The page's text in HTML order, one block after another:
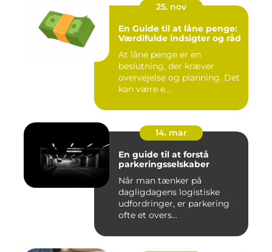
25. nov
En Guide til at låne penge:
Værdifulde indsigter og råd
At låne penge er en
beslutning, der kræver
overvejelse og planning. Det
kan være e...
14. mar
En guide til at forstå
parkeringsselskaber
Når man tænker på
dagligdagens logistiske
udfordringer, er parkering
ofte et overs...